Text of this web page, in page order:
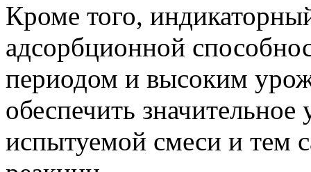
Кроме того,
адсорбционной
периодом и высоким
обеспечить
испытуемой смеси и тем